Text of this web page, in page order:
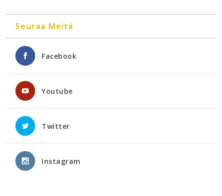
Seuraa Meitä
Facebook
Youtube
Twitter
Instagram